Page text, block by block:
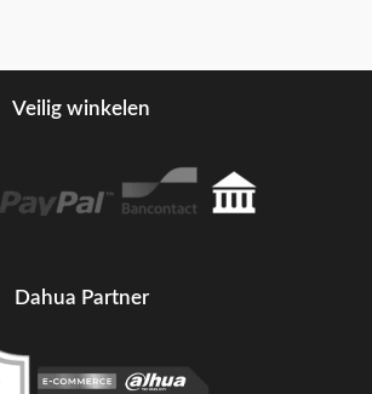
Veilig winkelen
Dahua Partner